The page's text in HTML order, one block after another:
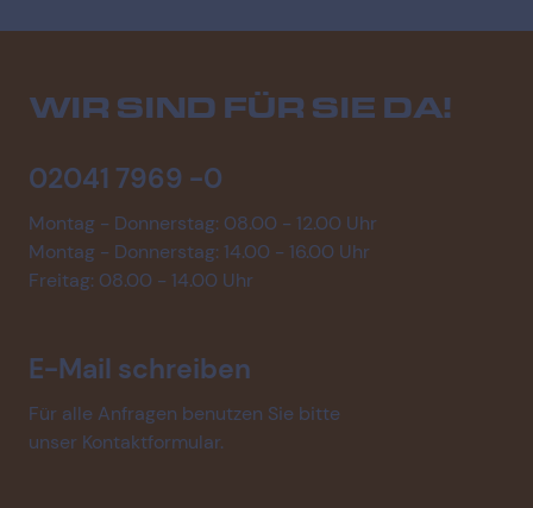
WIR SIND FÜR SIE DA!
02041 7969 -0
Montag - Donnerstag: 08.00 - 12.00 Uhr
Montag - Donnerstag: 14.00 - 16.00 Uhr
Freitag: 08.00 - 14.00 Uhr
E-Mail schreiben
Für alle Anfragen benutzen Sie bitte
unser Kontaktformular.